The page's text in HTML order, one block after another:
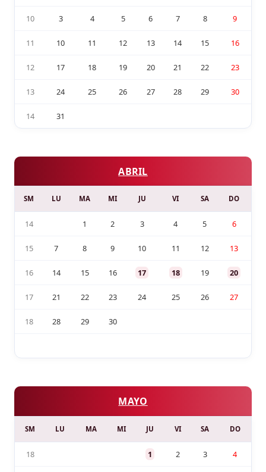
10 3 4 5 6 7 8 9
11 10 11 12 13 14 15 16
12 17 18 19 20 21 22 23
13 24 25 26 27 28 29 30
14 31
ABRIL
SM LU MA MI JU VI SA DO
14 1 2 3 4 5 6
15 7 8 9 10 11 12 13
16 14 15 16 17 18 19 20
17 21 22 23 24 25 26 27
18 28 29 30
MAYO
SM LU MA MI JU VI SA DO
18 1 2 3 4